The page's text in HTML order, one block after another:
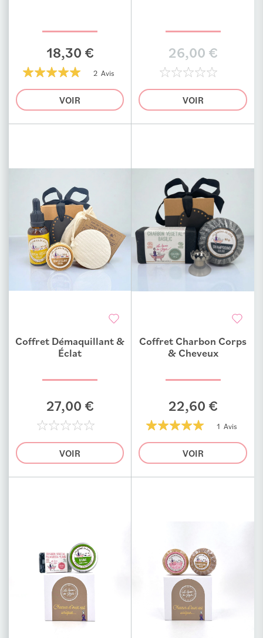
18,30 €
100%
2 Avis
VOIR
26,00 €
0%
VOIR
Ajouter au comparateur
Coffret Démaquillant &
Éclat
27,00 €
0%
VOIR
Ajouter au comparateur
Coffret Charbon Corps
& Cheveux
22,60 €
100%
1 Avis
VOIR